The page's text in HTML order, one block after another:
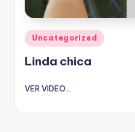
Publicado
en
Uncategorized
Linda chica
VER VIDEO...